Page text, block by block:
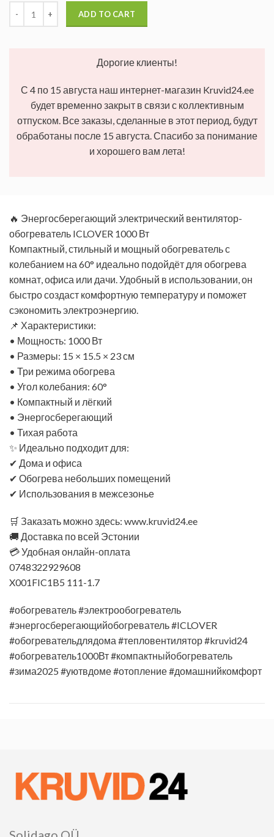
ADD TO CART
Дорогие клиенты!
С 4 по 15 августа наш интернет-магазин Kruvid24.ee
будет временно закрыт в связи с коллективным
отпуском. Все заказы, сделанные в этот период, будут
обработаны после 15 августа. Спасибо за понимание
и хорошего вам лета!
🔥 Энергосберегающий электрический вентилятор-
обогреватель ICLOVER 1000 Вт
Компактный, стильный и мощный обогреватель с
колебанием на 60° идеально подойдёт для обогрева
комнат, офиса или дачи. Удобный в использовании, он
быстро создаст комфортную температуру и поможет
сэкономить электроэнергию.
📌 Характеристики:
• Мощность: 1000 Вт
• Размеры: 15 × 15.5 × 23 см
• Три режима обогрева
• Угол колебания: 60°
• Компактный и лёгкий
• Энергосберегающий
• Тихая работа
✨ Идеально подходит для:
✔ Дома и офиса
✔ Обогрева небольших помещений
✔ Использования в межсезонье
🛒 Заказать можно здесь: www.kruvid24.ee
🚚 Доставка по всей Эстонии
💳 Удобная онлайн-оплата
0748322929608
X001FIC1B5 111-1.7
#обогреватель #электрообогреватель
#энергосберегающийобогреватель #ICLOVER
#обогревательдлядома #тепловентилятор #kruvid24
#обогреватель1000Вт #компактныйобогреватель
#зима2025 #уютвдоме #отопление #домашнийкомфорт